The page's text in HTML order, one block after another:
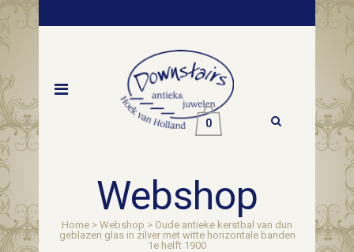
0
Webshop
Home > Webshop > Oude antieke kerstbal van dun
geblazen glas in zilver met witte horizontale banden
1e helft 1900